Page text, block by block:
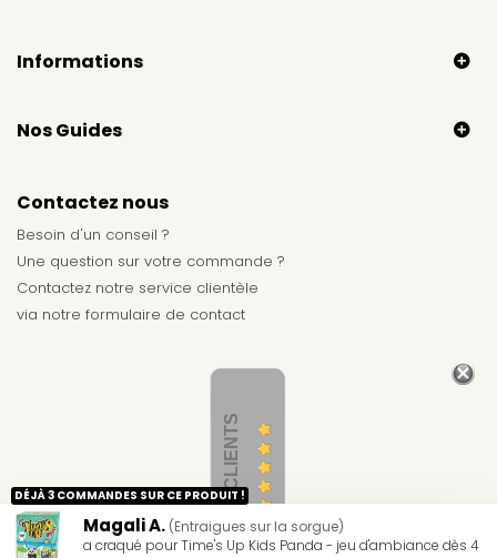
Magali A. (Entraigues sur la sorgue)
a craqué pour Time's Up Kids Panda - jeu d'ambiance dès 4
DÉJÀ 3 COMMANDES SUR CE PRODUIT !
Informations
Nos Guides
Contactez nous
Besoin d'un conseil ?
Une question sur votre commande ?
Contactez notre service clientèle
via notre formulaire de contact
AVIS CLIENTS